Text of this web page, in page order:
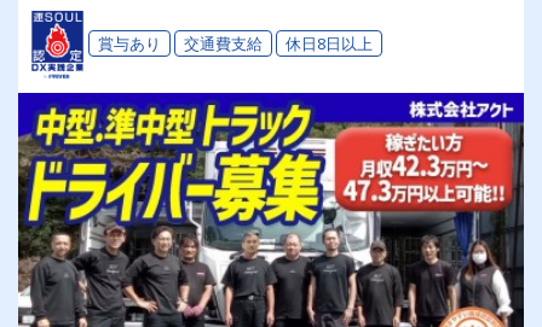
賞与あり 交通費支給 休日8日以上